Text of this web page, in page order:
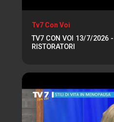
Tv7 Con Voi
TV7 CON VOI 13/7/2026 -
RISTORATORI